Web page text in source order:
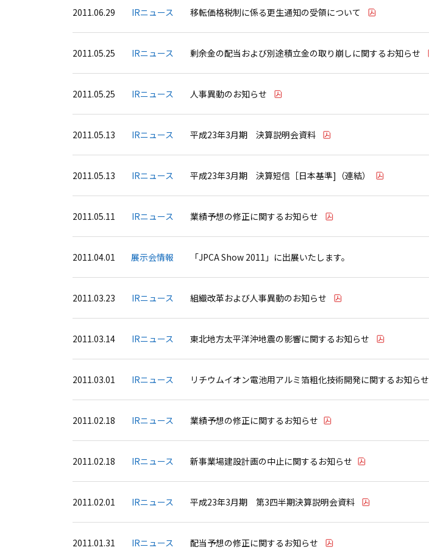
2011.06.29 IRニュース 移転価格税制に係る更生通知の受領について
2011.05.25 IRニュース 剰余金の配当および別途積立金の取り崩しに関するお知らせ
2011.05.25 IRニュース 人事異動のお知らせ
2011.05.13 IRニュース 平成23年3月期 決算説明会資料
2011.05.13 IRニュース 平成23年3月期 決算短信［日本基準]（連結）
2011.05.11 IRニュース 業績予想の修正に関するお知らせ
2011.04.01 展示会情報 「JPCA Show 2011」に出展いたします。
2011.03.23 IRニュース 組織改革および人事異動のお知らせ
2011.03.14 IRニュース 東北地方太平洋沖地震の影響に関するお知らせ
2011.03.01 IRニュース リチウムイオン電池用アルミ箔粗化技術開発に関するお知らせ
2011.02.18 IRニュース 業績予想の修正に関するお知らせ
2011.02.18 IRニュース 新事業場建設計画の中止に関するお知らせ
2011.02.01 IRニュース 平成23年3月期 第3四半期決算説明会資料
2011.01.31 IRニュース 配当予想の修正に関するお知らせ